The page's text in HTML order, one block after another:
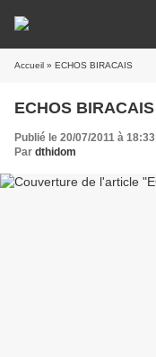
Accueil » ECHOS BIRACAIS
ECHOS BIRACAIS
Publié le 20/07/2011 à 18:33
Par dthidom